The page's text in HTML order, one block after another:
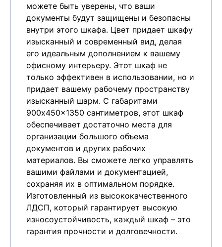
можете быть уверены, что ваши
документы будут защищены и безопасны
внутри этого шкафа. Цвет придает шкафу
изысканный и современный вид, делая
его идеальным дополнением к вашему
офисному интерьеру. Этот шкаф не
только эффективен в использовании, но и
придает вашему рабочему пространству
изысканный шарм. С габаритами
900x450x1350 сантиметров, этот шкаф
обеспечивает достаточно места для
организации большого объема
документов и других рабочих
материалов. Вы сможете легко управлять
вашими файлами и документацией,
сохраняя их в оптимальном порядке.
Изготовленный из высококачественного
ЛДСП, который гарантирует высокую
износоустойчивость, каждый шкаф – это
гарантия прочности и долговечности.